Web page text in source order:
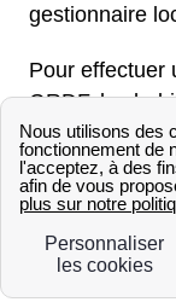
gestionnaire
Pour effectuer
GRDF, les
dans un
raccordement
de Cros-De-
cette
de GRDF